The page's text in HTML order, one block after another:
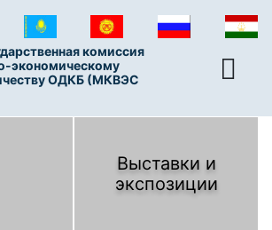
комиссия
экономическому
ОДКБ (МКВЭС
Выставки и
экспозиции